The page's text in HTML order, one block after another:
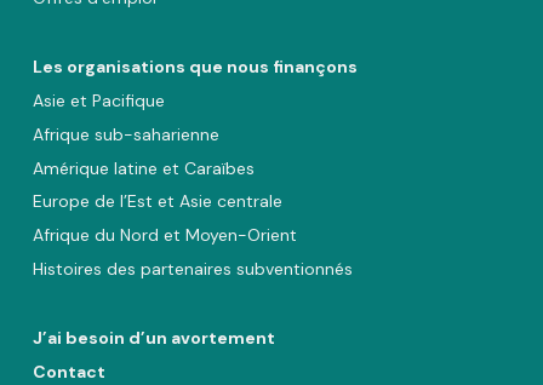
Les organisations que nous finançons
Asie et Pacifique
Afrique sub-saharienne
Amérique latine et Caraïbes
Europe de l’Est et Asie centrale
Afrique du Nord et Moyen-Orient
Histoires des partenaires subventionnés
J’ai besoin d’un avortement
Contact